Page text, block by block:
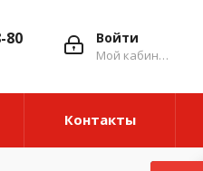
Войти
Мой кабинет
80
Контакты